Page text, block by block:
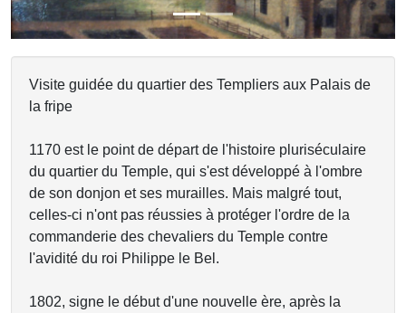
Visite guidée du quartier des Templiers aux Palais de
la fripe
1170 est le point de départ de l'histoire pluriséculaire
du quartier du Temple, qui s'est développé à l'ombre
de son donjon et ses murailles. Mais malgré tout,
celles-ci n'ont pas réussies à protéger l'ordre de la
commanderie des chevaliers du Temple contre
l'avidité du roi Philippe le Bel.
1802, signe le début d'une nouvelle ère, après la